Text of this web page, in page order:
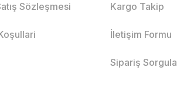
Sözleşmesi Kargo Takip
İletişim Formu
Sipariş Sorgula